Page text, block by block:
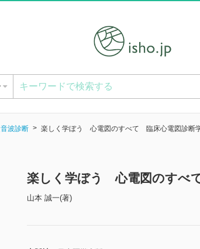
波診断 楽しく学ぼう 心電図のすべて 臨床心電図診断
楽しく学ぼう 心電図のすべ
山本 誠一(著)